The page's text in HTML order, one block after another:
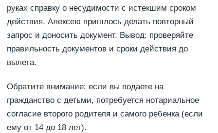
руках справку о несудимости с истекшим сроком
действия. Алексею пришлось делать повторный
запрос и доносить документ. Вывод: проверяйте
правильность документов и сроки действия до
вылета.
Обратите внимание: если вы подаете на
гражданство с детьми, потребуется нотариальное
согласие второго родителя и самого ребенка (если
ему от 14 до 18 лет).